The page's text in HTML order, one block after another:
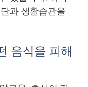
과 생활습관을
음식을 피해